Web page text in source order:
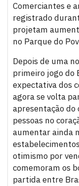
Comerciantes e
registrado
projetam
no Parque do
Depois de uma
primeiro jogo do
expectativa dos
agora se volta
apresentação
pessoas no
aumentar ainda
otimismo por
comemoram os
partida entre